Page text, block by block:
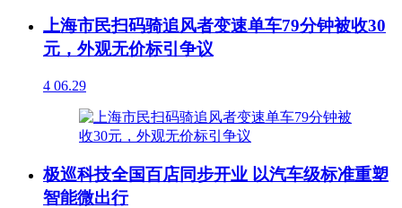
上海市民扫码骑追风者变速单车79分钟被收30
元，外观无价标引争议
4 06.29
极巡科技全国百店同步开业 以汽车级标准重塑
智能微出行